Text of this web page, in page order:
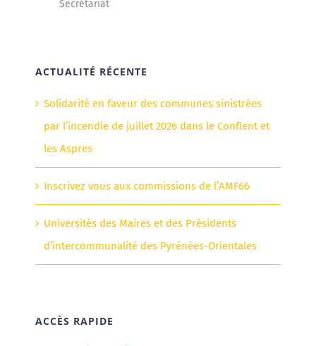
Secrétariat
ACTUALITÉ RÉCENTE
Solidarité en faveur des communes sinistrées
par l’incendie de juillet 2026 dans le Conflent et
les Aspres
Inscrivez vous aux commissions de l’AMF66
Universités des Maires et des Présidents
d’intercommunalité des Pyrénées-Orientales
ACCÈS RAPIDE